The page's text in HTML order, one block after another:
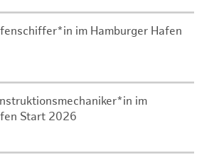
im Hamburger Hafen
im
Start 2026